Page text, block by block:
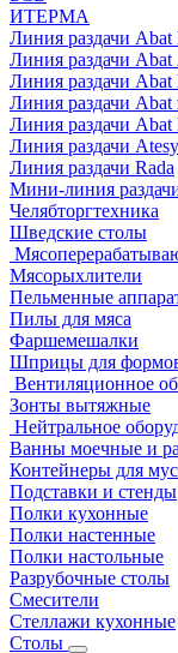
ИТЕРМА
Линия раздачи
Линия раздачи Abat
Линия раздачи
Линия раздачи Abat
Линия раздачи
Линия раздачи Atesy
Линия раздачи Rada
Мини-линия
Челябторгтехника
Шведские столы
Мясорыхлители
Пельменные
Пилы для мяса
Фаршемешалки
Шприцы для
Вентиляционное
Зонты вытяжные
Нейтральное
Ванны моечные и
Контейнеры для
Подставки и стенды
Полки кухонные
Полки настенные
Полки настольные
Разрубочные столы
Смесители
Стеллажи кухонные
Столы